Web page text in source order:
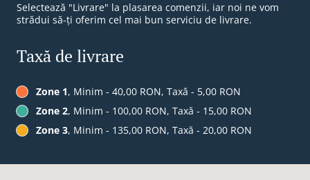
Selectează "Livrare" la plasarea comenzii, iar noi ne vom
strădui să-ți oferim cel mai bun serviciu de livrare.
Taxă de livrare
Zone 1, Minim - 40,00 RON, Taxă - 5,00 RON
Zone 2, Minim - 100,00 RON, Taxă - 15,00 RON
Zone 3, Minim - 135,00 RON, Taxă - 20,00 RON